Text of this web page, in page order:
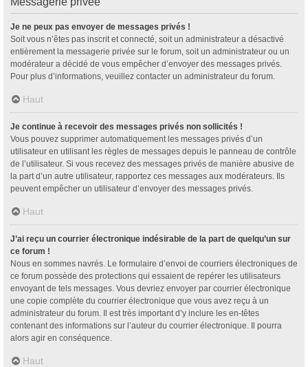
Je ne peux pas envoyer de messages privés !
Soit vous n’êtes pas inscrit et connecté, soit un administrateur a désactivé
entièrement la messagerie privée sur le forum, soit un administrateur ou un
modérateur a décidé de vous empêcher d’envoyer des messages privés.
Pour plus d’informations, veuillez contacter un administrateur du forum.
Haut
Je continue à recevoir des messages privés non sollicités !
Vous pouvez supprimer automatiquement les messages privés d’un
utilisateur en utilisant les règles de messages depuis le panneau de contrôle
de l’utilisateur. Si vous recevez des messages privés de manière abusive de
la part d’un autre utilisateur, rapportez ces messages aux modérateurs. Ils
peuvent empêcher un utilisateur d’envoyer des messages privés.
Haut
J’ai reçu un courrier électronique indésirable de la part de quelqu’un sur
ce forum !
Nous en sommes navrés. Le formulaire d’envoi de courriers électroniques de
ce forum possède des protections qui essaient de repérer les utilisateurs
envoyant de tels messages. Vous devriez envoyer par courrier électronique
une copie complète du courrier électronique que vous avez reçu à un
administrateur du forum. Il est très important d’y inclure les en-têtes
contenant des informations sur l’auteur du courrier électronique. Il pourra
alors agir en conséquence.
Haut